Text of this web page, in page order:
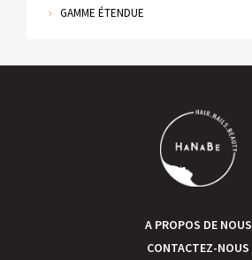
GAMME ÉTENDUE
A PROPOS DE NOUS
CONTACTEZ-NOUS